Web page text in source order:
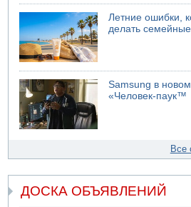
Летние ошибки,
делать
Samsung в
«Человек-паук™
Все
ДОСКА ОБЪЯВЛЕНИЙ